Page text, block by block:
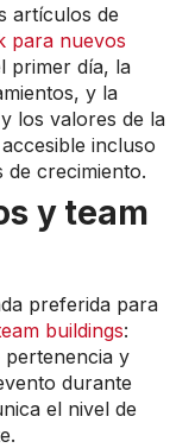
artículos de
para nuevos
primer día, la
y la
los valores de la
incluso
de crecimiento.
y team
preferida para
buildings:
pertenencia y
durante
el nivel de